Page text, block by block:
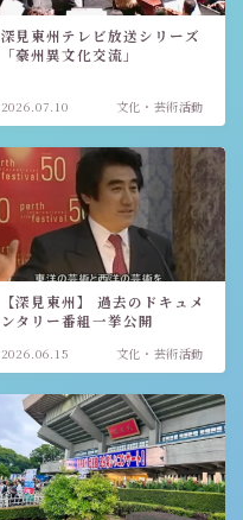
深見東州テレビ放送シリーズ
「豪州異文化交流」
2026.07.10 文化・芸術活動
【深見東州】 過去のドキュメ
ンタリー番組一挙公開
2026.06.15 文化・芸術活動